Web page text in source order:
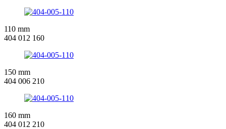
110 mm
404 012 160
150 mm
404 006 210
160 mm
404 012 210